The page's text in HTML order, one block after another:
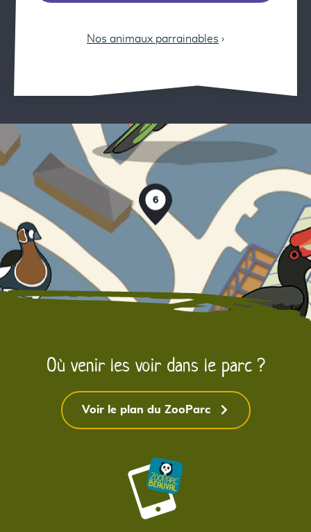
Nos animaux parrainables ›
6
Où venir les voir dans le parc ?
Voir le plan du ZooParc